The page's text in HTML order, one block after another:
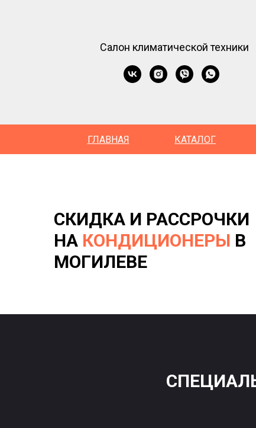
Салон климатической техники
ГЛАВНАЯ КАТАЛОГ
СКИДКА И РАССРОЧКИ
НА КОНДИЦИОНЕРЫ В
МОГИЛЕВЕ